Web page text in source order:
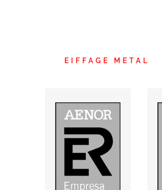
EIFFAGE METAL
Gestión de calidad
UNE-EN ISO 9001
(descargar)